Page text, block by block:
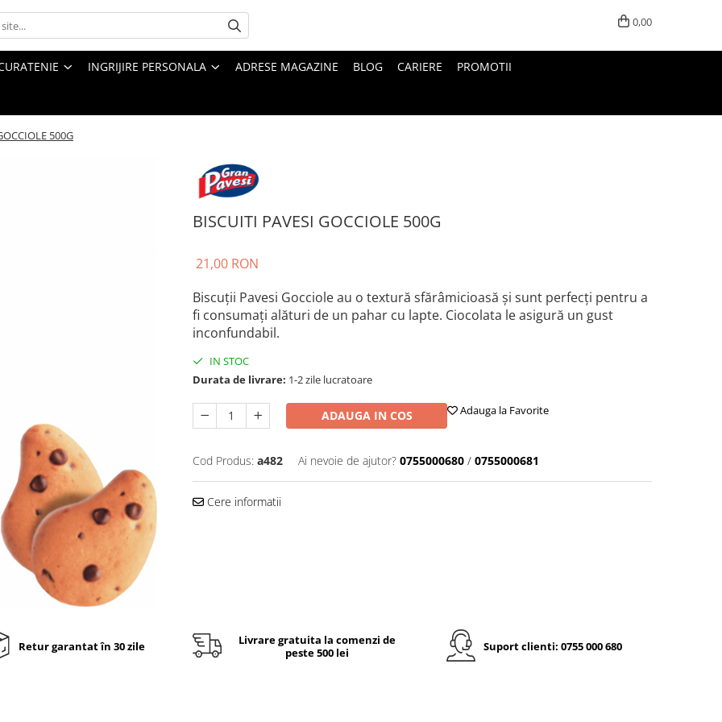
0,00
INGRIJIRE PERSONALA ADRESE MAGAZINE BLOG CARIERE PROMOTII
500G
BISCUITI PAVESI GOCCIOLE 500G
21,00 RON
Biscuţii Pavesi Gocciole au o textură sfărâmicioasă şi sunt perfecţi pentru a
fi consumaţi alături de un pahar cu lapte. Ciocolata le asigură un gust
inconfundabil.
IN STOC
Durata de livrare: 1-2 zile lucratoare
ADAUGA IN COS Adauga la Favorite
Cod Produs: a482 Ai nevoie de ajutor? 0755000680 / 0755000681
Cere informatii
Retur garantat în 30 zile
Livrare gratuita la comenzi de
peste 500 lei
Suport clienti: 0755 000 680